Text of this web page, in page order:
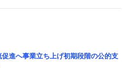
促進へ事業立ち上げ初期段階の公的支